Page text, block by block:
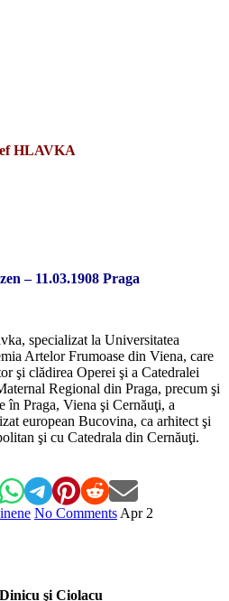
HLAVKA
– 11.03.1908 Praga
specializat la Universitatea
Artelor Frumoase din Viena, care
şi clădirea Operei şi a Catedralei
Regional din Praga, precum şi
în Praga, Viena şi Cernăuţi, a
european Bucovina, ca arhitect şi
şi cu Catedrala din Cernăuţi.
No Comments Apr 2
şi Ciolacu